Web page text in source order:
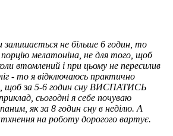
не більше 6 годин, то
мелатоніна, не для того, щоб
втомлений і при цьому не пересилив
- то я відключаюсь практично
щоб за 5-6 годин сну ВИСПАТИСЬ
сьогодні я себе почуваю
як за 8 годин сну в неділю. А
на роботу дорогого вартує.